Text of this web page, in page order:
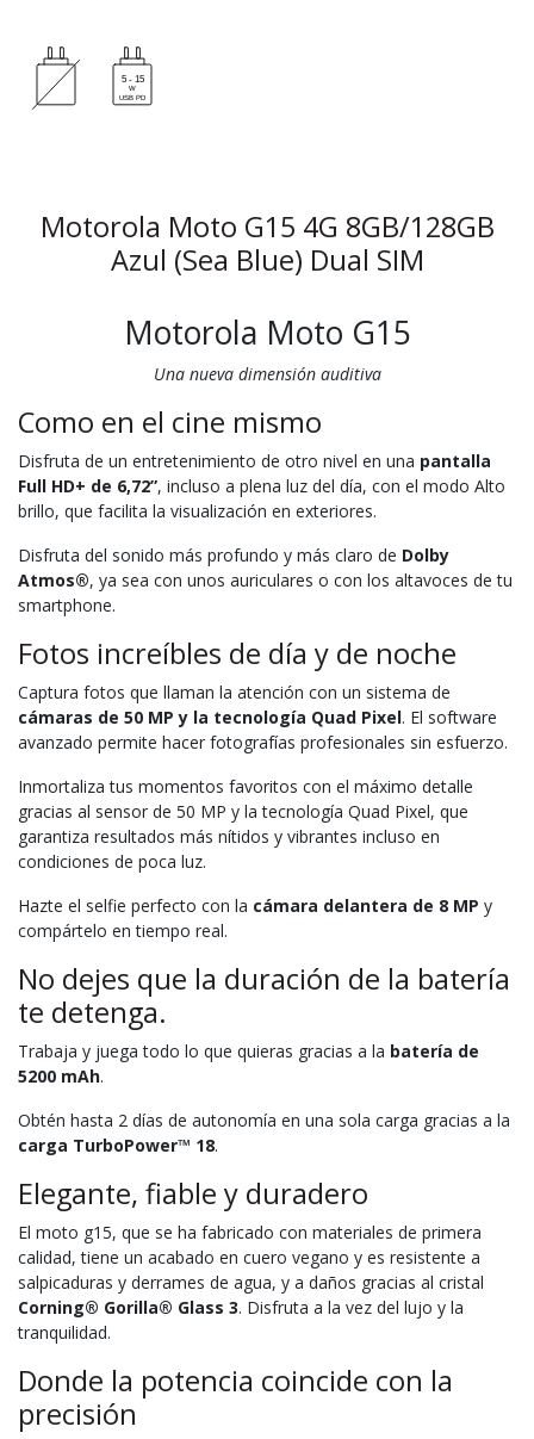
Motorola Moto G15 4G 8GB/128GB
Azul (Sea Blue) Dual SIM
Motorola Moto G15
Una nueva dimensión auditiva
Como en el cine mismo
Disfruta de un entretenimiento de otro nivel en una pantalla
Full HD+ de 6,72”, incluso a plena luz del día, con el modo Alto
brillo, que facilita la visualización en exteriores.
Disfruta del sonido más profundo y más claro de Dolby
Atmos®, ya sea con unos auriculares o con los altavoces de tu
smartphone.
Fotos increíbles de día y de noche
Captura fotos que llaman la atención con un sistema de
cámaras de 50 MP y la tecnología Quad Pixel. El software
avanzado permite hacer fotografías profesionales sin esfuerzo.
Inmortaliza tus momentos favoritos con el máximo detalle
gracias al sensor de 50 MP y la tecnología Quad Pixel, que
garantiza resultados más nítidos y vibrantes incluso en
condiciones de poca luz.
Hazte el selfie perfecto con la cámara delantera de 8 MP y
compártelo en tiempo real.
No dejes que la duración de la batería
te detenga.
Trabaja y juega todo lo que quieras gracias a la batería de
5200 mAh.
Obtén hasta 2 días de autonomía en una sola carga gracias a la
carga TurboPower™ 18.
Elegante, fiable y duradero
El moto g15, que se ha fabricado con materiales de primera
calidad, tiene un acabado en cuero vegano y es resistente a
salpicaduras y derrames de agua, y a daños gracias al cristal
Corning® Gorilla® Glass 3. Disfruta a la vez del lujo y la
tranquilidad.
Donde la potencia coincide con la
precisión